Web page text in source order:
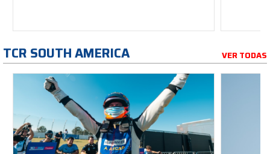
TCR SOUTH AMERICA VER TODAS